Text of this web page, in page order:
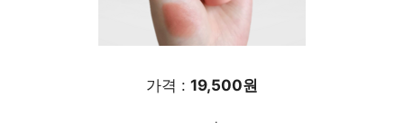
가격 : 19,500원